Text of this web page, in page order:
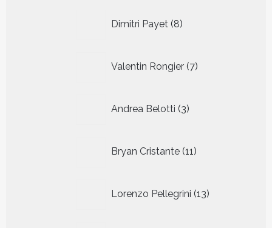
Dimitri Payet 8
producten
Valentin Rongier 7
producten
Andrea Belotti 3
producten
Bryan Cristante 11
producten
Lorenzo Pellegrini 13
producten